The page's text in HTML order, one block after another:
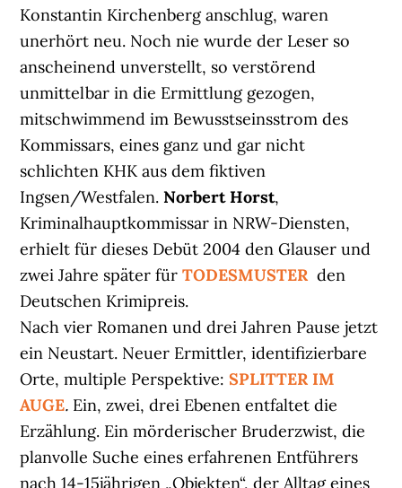
Konstantin Kirchenberg anschlug, waren
unerhört neu. Noch nie wurde der Leser so
anscheinend unverstellt, so verstörend
unmittelbar in die Ermittlung gezogen,
mitschwimmend im Bewusstseinsstrom des
Kommissars, eines ganz und gar nicht
schlichten KHK aus dem fiktiven
Ingsen/Westfalen.Norbert Horst,
Kriminalhauptkommissar in NRW-Diensten,
erhielt für dieses Debüt 2004 den Glauser und
zwei Jahre später fürTODESMUSTER den
Deutschen Krimipreis.
Nach vier Romanen und drei Jahren Pause jetzt
ein Neustart. Neuer Ermittler, identifizierbare
Orte, multiple Perspektive:SPLITTER IM
AUGE. Ein, zwei, drei Ebenen entfaltet die
Erzählung. Ein mörderischer Bruderzwist, die
planvolle Suche eines erfahrenen Entführers
nach 14-15jährigen „Objekten“, der Alltag eines